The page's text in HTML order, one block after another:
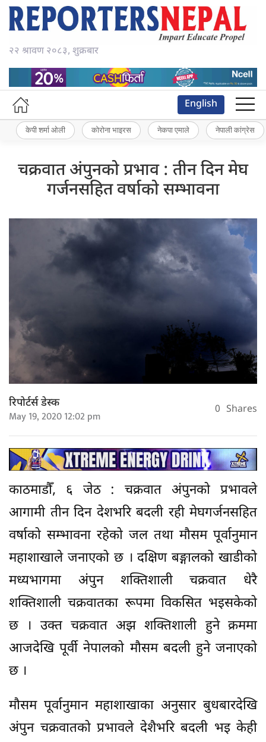
२२ श्रावण २०८३, शुक्रबार
English
केपी शर्मा ओली कोरोना भाइरस नेकपा एमाले नेपाली कांग्रेस
चक्रवात अंपुनको प्रभाव : तीन दिन मेघ
गर्जनसहित वर्षाको सम्भावना
रिपोर्टर्स डेस्क
May 19, 2020 12:02 pm 0 Shares
काठमाडौँ, ६ जेठ : चक्रवात अंपुनको प्रभावले
आगामी तीन दिन देशभरि बदली रही मेघगर्जनसहित
वर्षाको सम्भावना रहेको जल तथा मौसम पूर्वानुमान
महाशाखाले जनाएको छ । दक्षिण बङ्गालको खाडीको
मध्यभागमा अंपुन शक्तिशाली चक्रवात धेरै
शक्तिशाली चक्रवातका रूपमा विकसित भइसकेको
छ । उक्त चक्रवात अझ शक्तिशाली हुने क्रममा
आजदेखि पूर्वी नेपालको मौसम बदली हुने जनाएको
छ ।
मौसम पूर्वानुमान महाशाखाका अनुसार बुधबारदेखि
अंपुन चक्रवातको प्रभावले देशैभरि बदली भइ केही